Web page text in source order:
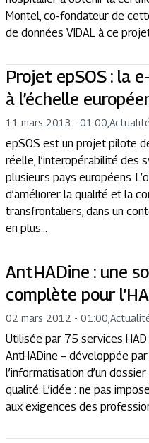
Montel, co-fondateur de
de données VIDAL à ce
Projet epSOS : la
à l’échelle
11 mars 2013 - 01:00 Actualité
epSOS est un projet pilote
réelle, l’interopérabilité des
plusieurs pays européens.
d’améliorer la qualité et la
transfrontaliers, dans un
en plus...
AntHADine : une
complète pour
02 mars 2012 - 01:00
Utilisée par 75 services
AntHADine – développée
l’informatisation d’un
qualité. L’idée : ne pas
aux exigences des